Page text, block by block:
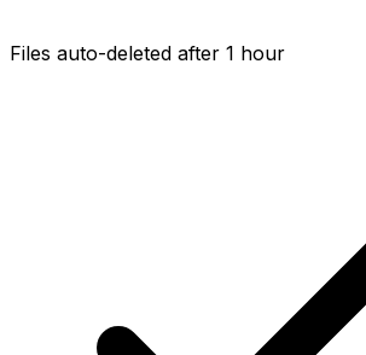
Files auto-deleted after 1 hour